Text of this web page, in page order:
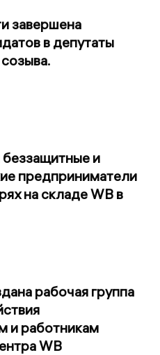
завершена
в депутаты
и
предприниматели
на складе WB в
рабочая группа
и работникам
WB